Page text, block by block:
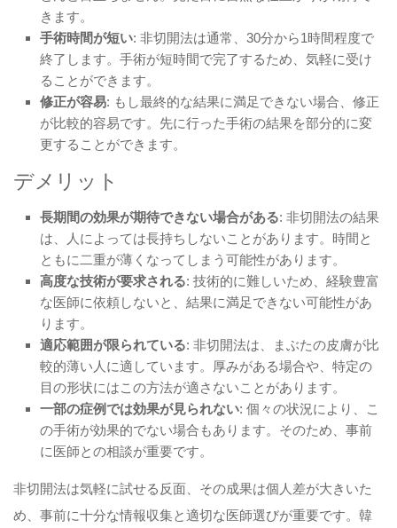
きます。
手術時間が短い: 非切開法は通常、30分から1時間程度で
終了します。手術が短時間で完了するため、気軽に受け
ることができます。
修正が容易: もし最終的な結果に満足できない場合、修正
が比較的容易です。先に行った手術の結果を部分的に変
更することができます。
デメリット
長期間の効果が期待できない場合がある: 非切開法の結果
は、人によっては長持ちしないことがあります。時間と
ともに二重が薄くなってしまう可能性があります。
高度な技術が要求される: 技術的に難しいため、経験豊富
な医師に依頼しないと、結果に満足できない可能性があ
ります。
適応範囲が限られている: 非切開法は、まぶたの皮膚が比
較的薄い人に適しています。厚みがある場合や、特定の
目の形状にはこの方法が適さないことがあります。
一部の症例では効果が見られない: 個々の状況により、こ
の手術が効果的でない場合もあります。そのため、事前
に医師との相談が重要です。
非切開法は気軽に試せる反面、その成果は個人差が大きいた
め、事前に十分な情報収集と適切な医師選びが重要です。韓